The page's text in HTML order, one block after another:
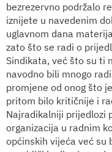
bezrezervno podržalo
iznijete u navedenim
uglavnom dana
zato što se radi o
Sindikata, već što su ti
navodno bili mnogo
promjene od onog što
pritom bilo kritičnije i
Najradikalniji prijedlozi
organizacija u radnim
općinskih vijeća već su